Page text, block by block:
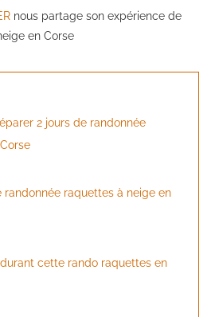
nous partage son expérience de
en Corse
2 jours de randonnée
randonnée raquettes à neige en
cette rando raquettes en